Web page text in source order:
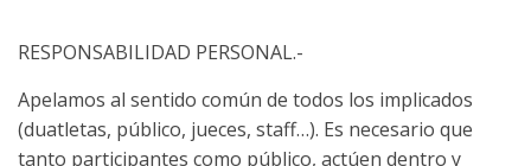
RESPONSABILIDAD PERSONAL.-
Apelamos al sentido común de todos los implicados
(duatletas, público, jueces, staff…). Es necesario que
tanto participantes como público, actúen dentro y